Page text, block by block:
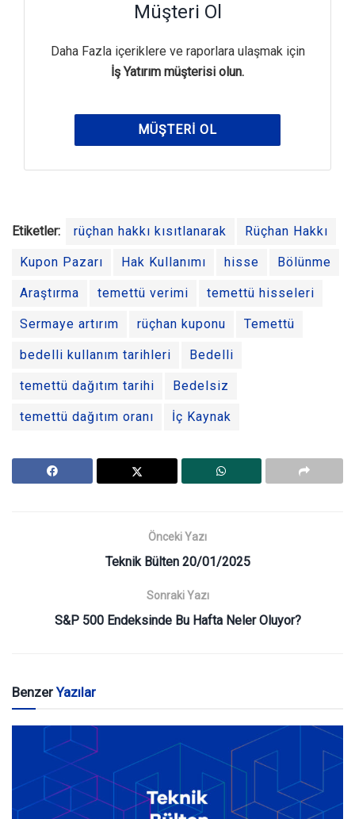
Müşteri Ol
Daha Fazla içeriklere ve raporlara ulaşmak için
İş Yatırım müşterisi olun.
MÜŞTERI OL
Etiketler: rüçhan hakkı kısıtlanarak Rüçhan Hakkı
Kupon Pazarı Hak Kullanımı hisse Bölünme
Araştırma temettü verimi temettü hisseleri
Sermaye artırım rüçhan kuponu Temettü
bedelli kullanım tarihleri Bedelli
temettü dağıtım tarihi Bedelsiz
temettü dağıtım oranı İç Kaynak
Önceki Yazı
Teknik Bülten 20/01/2025
Sonraki Yazı
S&P 500 Endeksinde Bu Hafta Neler Oluyor?
BenzerYazılar